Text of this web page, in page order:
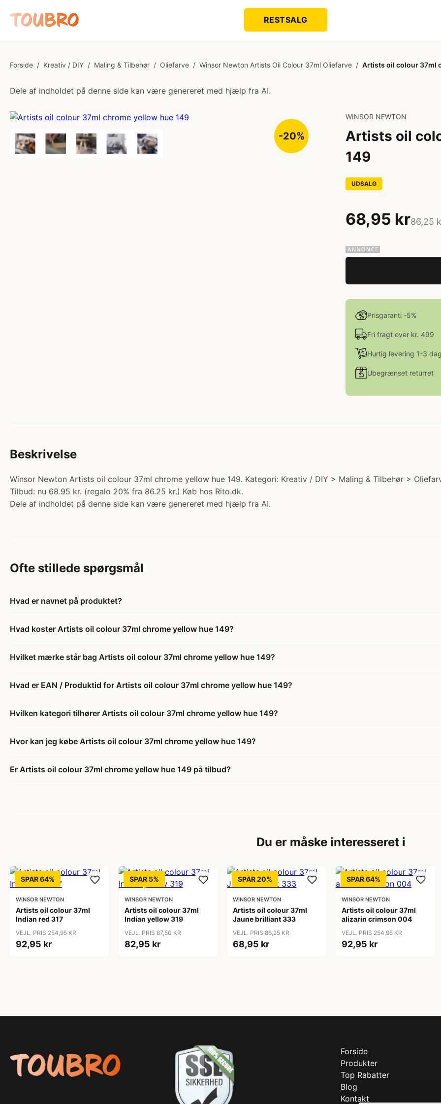
RESTSALG
Forside / Kreativ / DIY / Maling & Tilbehør / Oliefarve / Winsor Newton Artists Oil Colour 37ml Oliefarve / Artists oil colour 37ml
Dele af indholdet på denne side kan være genereret med hjælp fra AI.
-20%
WINSOR NEWTON
Artists oil
149
UDSALG
68,95 kr86,25
Prisgaranti -5%
Fri fragt over kr. 499
Hurtig levering 1-3
Ubegrænset returret
Beskrivelse
Winsor Newton Artists oil colour 37ml chrome yellow hue 149. Kategori: Kreativ / DIY > Maling & Tilbehør >
Tilbud: nu 68.95 kr. (regalo 20% fra 86.25 kr.) Køb hos Rito.dk.
Dele af indholdet på denne side kan være genereret med hjælp fra AI.
Ofte stillede spørgsmål
Hvad er navnet på produktet?
Hvad koster Artists oil colour 37ml chrome yellow hue 149?
Hvilket mærke står bag Artists oil colour 37ml chrome yellow hue 149?
Hvad er EAN / Produktid for Artists oil colour 37ml chrome yellow hue 149?
Hvilken kategori tilhører Artists oil colour 37ml chrome yellow hue 149?
Hvor kan jeg købe Artists oil colour 37ml chrome yellow hue 149?
Er Artists oil colour 37ml chrome yellow hue 149 på tilbud?
Du er måske interesseret i
SPAR 64%
WINSOR NEWTON
Artists oil colour 37ml
Indian red 317
VEJL. PRIS 254,95 KR
92,95 kr
SPAR 5%
WINSOR NEWTON
Artists oil colour 37ml
Indian yellow 319
VEJL. PRIS 87,50 KR
82,95 kr
SPAR 20%
WINSOR NEWTON
Artists oil colour 37ml
Jaune brilliant 333
VEJL. PRIS 86,25 KR
68,95 kr
SPAR 64%
WINSOR NEWTON
Artists oil colour 37ml
alizarin crimson 004
VEJL. PRIS 254,95 KR
92,95 kr
Forside
Produkter
Top Rabatter
Blog
Kontakt